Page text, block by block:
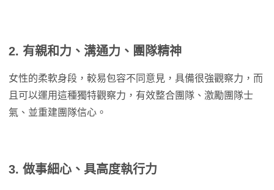
2. 有親和力、溝通力、團隊精神
女性的柔軟身段，較易包容不同意見，具備很強觀察力，而
且可以運用這種獨特觀察力，有效整合團隊、激勵團隊士
氣、並重建團隊信心。
3. 做事細心、具高度執行力